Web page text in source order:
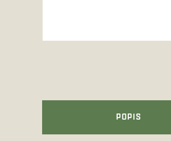
POPIS